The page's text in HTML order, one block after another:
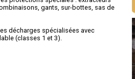
gants, sur-bottes, sas de
décharges spécialisées avec
(classes 1 et 3).